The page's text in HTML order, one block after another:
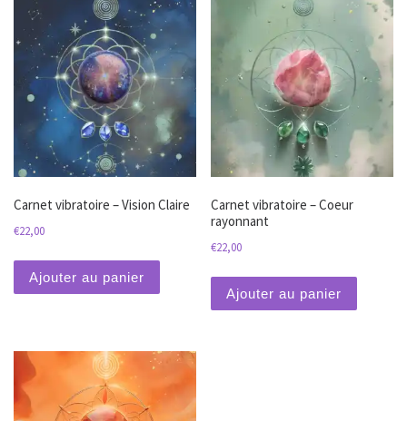
Carnet vibratoire – Vision Claire
€22,00
Ajouter au panier
Carnet vibratoire – Coeur
rayonnant
€22,00
Ajouter au panier